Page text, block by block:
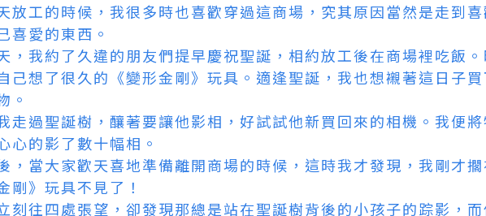
放工的時候，我很多時也喜歡穿過這商場，究其原因當然是走到喜
喜愛的東西。
，我約了久違的朋友們提早慶祝聖誕，相約放工後在商場裡吃飯
己想了很久的《變形金剛》玩具。適逢聖誕，我也想襯著這日子
。
走過聖誕樹，釀著要讓他影相，好試試他新買回來的相機。我便
心的影了數十幅相。
，當大家歡天喜地準備離開商場的時候，這時我才發現，我剛才
剛》玩具不見了！
刻往四處張望，卻發現那總是站在聖誕樹背後的小孩子的踪影，